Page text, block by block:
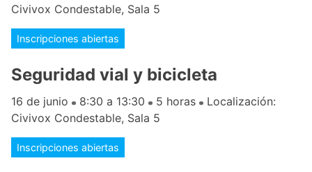
Civivox Condestable, Sala 5
Inscripciones abiertas
Seguridad vial y bicicleta
16 de junio 8:30 a 13:30 5 horas
Localización:
Civivox Condestable, Sala 5
Inscripciones abiertas